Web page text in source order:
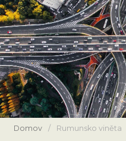
Domov / Rumunsko viněta